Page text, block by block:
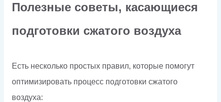
Полезные советы, касающиеся
подготовки сжатого воздуха
Есть несколько простых правил, которые помогут
оптимизировать процесс подготовки сжатого
воздуха: